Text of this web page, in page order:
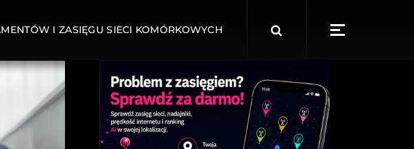
I ZASIĘGU SIECI KOMÓRKOWYCH
for: